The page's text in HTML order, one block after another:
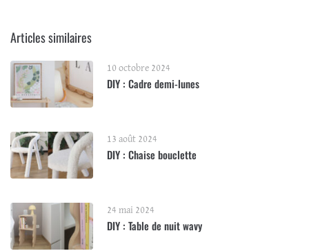
Articles similaires
10 octobre 2024
DIY : Cadre demi-lunes
13 août 2024
DIY : Chaise bouclette
24 mai 2024
DIY : Table de nuit wavy